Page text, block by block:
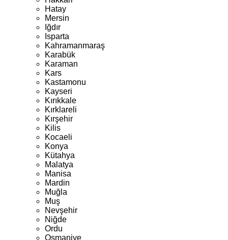
Hatay
Mersin
Iğdır
Isparta
Kahramanmaraş
Karabük
Karaman
Kars
Kastamonu
Kayseri
Kırıkkale
Kırklareli
Kırşehir
Kilis
Kocaeli
Konya
Kütahya
Malatya
Manisa
Mardin
Muğla
Muş
Nevşehir
Niğde
Ordu
Osmaniye